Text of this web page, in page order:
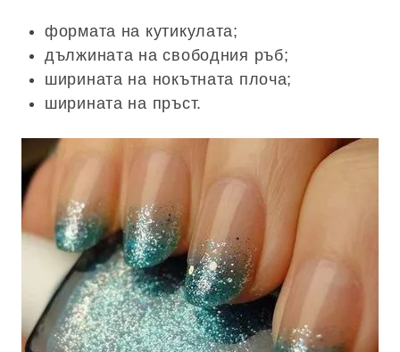
формата на кутикулата;
дължината на свободния ръб;
ширината на нокътната плоча;
ширината на пръст.